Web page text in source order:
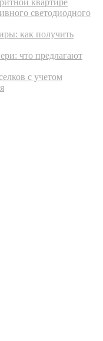
квартире
светодиодного
как получить
что предлагают
с учетом